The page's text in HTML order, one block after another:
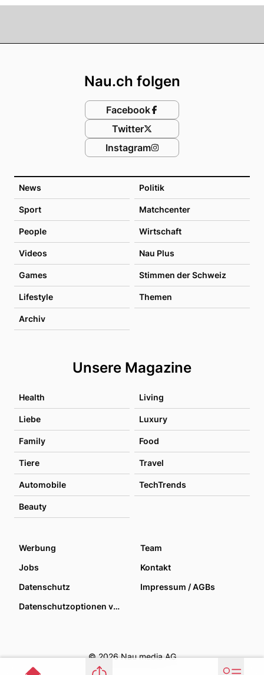
News Politik
Sport Matchcenter
People Wirtschaft
Videos Nau Plus
Games Stimmen der Schweiz
Lifestyle Themen
Archiv
Unsere Magazine
Health Living
Liebe Luxury
Family Food
Tiere Travel
Automobile TechTrends
Beauty
Nau.ch folgen
Facebook
Twitter
Instagram
Werbung
Team
Jobs
Kontakt
Datenschutz
Impressum / AGBs
Datenschutzoptionen verwalten
© 2026 Nau media AG